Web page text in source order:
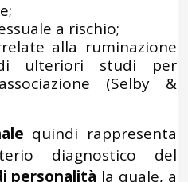
a rischio;
alla ruminazione
ulteriori studi per
(Selby &
quindi rappresenta
diagnostico del
personalità la quale, a